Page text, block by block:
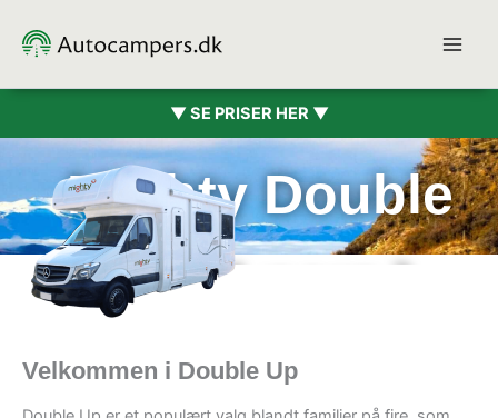
▼ SE PRISER HER ▼
Mighty Double
Up (4 pers.)
Velkommen i Double Up